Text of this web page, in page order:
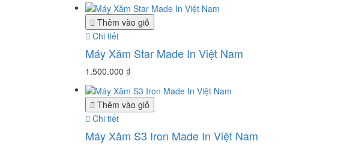
Thêm vào giỏ
Chi tiết
Máy Xăm Star Made In Việt Nam
1.500.000 ₫
Thêm vào giỏ
Chi tiết
Máy Xăm S3 Iron Made In Việt Nam